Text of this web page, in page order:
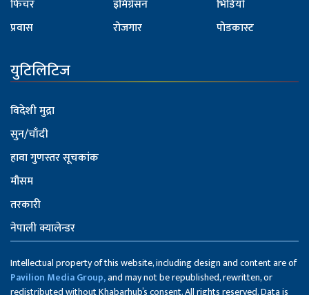
फिचर
प्रवास
इमिग्रेसन
रोजगार
भिडियो
पोडकास्ट
युटिलिटिज
विदेशी मुद्रा
सुन/चाँदी
हावा गुणस्तर सूचकांक
मौसम
तरकारी
नेपाली क्यालेन्डर
Intellectual property of this website, including design and content are of
Pavilion Media Group,and may not be republished, rewritten, or